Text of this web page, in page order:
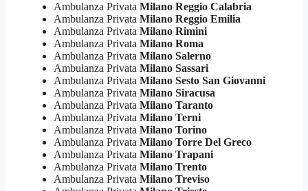
Ambulanza Privata Milano Reggio Calabria
Ambulanza Privata Milano Reggio Emilia
Ambulanza Privata Milano Rimini
Ambulanza Privata Milano Roma
Ambulanza Privata Milano Salerno
Ambulanza Privata Milano Sassari
Ambulanza Privata Milano Sesto San Giovanni
Ambulanza Privata Milano Siracusa
Ambulanza Privata Milano Taranto
Ambulanza Privata Milano Terni
Ambulanza Privata Milano Torino
Ambulanza Privata Milano Torre Del Greco
Ambulanza Privata Milano Trapani
Ambulanza Privata Milano Trento
Ambulanza Privata Milano Treviso